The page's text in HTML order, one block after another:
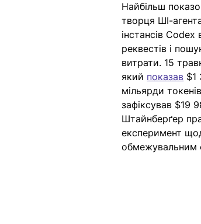
Найбільш
творця ШІ-
інстансів
реквестів і
витрати. 15
який показав $1
мільярди
зафіксував $19
Штайнберґер
експеримент
обмежувальним